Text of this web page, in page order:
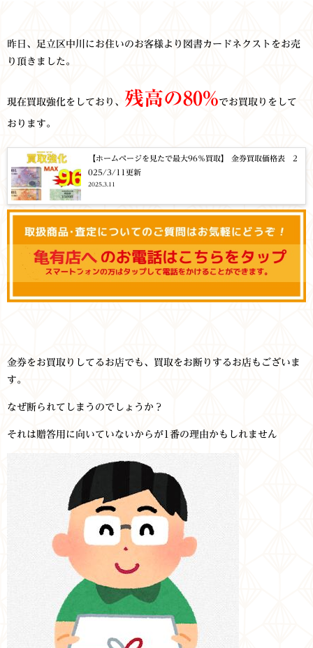
昨日、足立区中川にお住いのお客様より図書カードネクストをお売
り頂きました。
現在買取強化をしており、 残高の80%でお買取りをして
おります。
【ホームページを見たで最大96％買取】 金券買取価格表 2
025/3/11更新
2025.3.11
金券をお買取りしてるお店でも、買取をお断りするお店もございま
す。
なぜ断られてしまうのでしょうか？
それは贈答用に向いていないからが1番の理由かもしれません